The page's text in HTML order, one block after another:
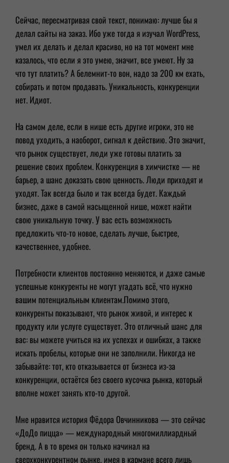
Сейчас, пересматривая свой текст, понимаю: лучше бы я
делал сайты на заказ. Ибо уже тогда я изучал WordPress,
умел их делать и делал красиво, но на тот момент мне
казалось, что если я это умею, значит, все умеют. Ну за
что тут платить? А белемнит-то вон, надо за 200 км ехать,
собирать и потом продавать. Уникальность, конкуренции
нет. Идиот.
На самом деле, если в нише есть другие игроки, это не
повод уходить, а наоборот, сигнал к действию. Это значит,
что рынок существует, люди уже готовы платить за
решение своих проблем. Конкуренция в химчистке — не
барьер, а шанс доказать свою ценность. Люди приходят и
уходят. Так всегда было и так всегда будет. Каждый
бизнес, даже в самой насыщенной нише, может найти
свою уникальную точку. У вас есть возможность
предложить что-то новое, сделать лучше, быстрее,
качественнее, удобнее.
Потребности клиентов постоянно меняются, и даже самые
успешные конкуренты не могут угадать всё, что нужно
вашим потенциальным клиентам.Помимо этого,
конкуренты показывают, что рынок живой, и интерес к
продукту или услуге существует. Это отличный шанс для
вас: вы можете учиться на их успехах и ошибках, а также
искать пробелы, которые они не заполнили. Никогда не
забывайте: тот, кто отказывается от бизнеса из-за
конкуренции, остаётся без своего кусочка рынка, который
вполне может занять кто-то другой.
Мне нравится история Фёдора Овчинникова — это сейчас
«ДоДо пицца» — международный многомиллиардный
бренд. А в то время он только начинал на
сверхконкурентном рынке, имея в кармане всего лишь